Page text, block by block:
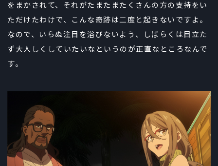
をまかされて、それがたまたまたくさんの方の支持をい
ただけたわけで、こんな奇跡は二度と起きないですよ。
なので、いらぬ注目を浴びないよう、しばらくは目立た
ず大人しくしていたいなというのが正直なところなんで
す。